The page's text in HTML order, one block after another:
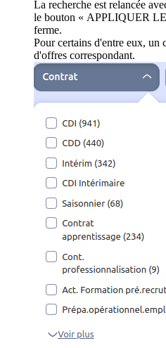
La recherche est relancée
le bouton « APPLIQUER
ferme.
Pour certains d'entre eux, un
d'offres correspondant.